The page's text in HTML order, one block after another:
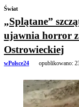
Świat
„Splątane”
ujawnia horror z
Ostrowieckiej
wPolsce24 opublikowano: